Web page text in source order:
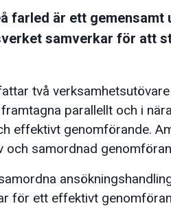
farled är ett
samverkar för att
två
parallellt och i
effektivt genomförande.
och samordnad
för ett effektivt